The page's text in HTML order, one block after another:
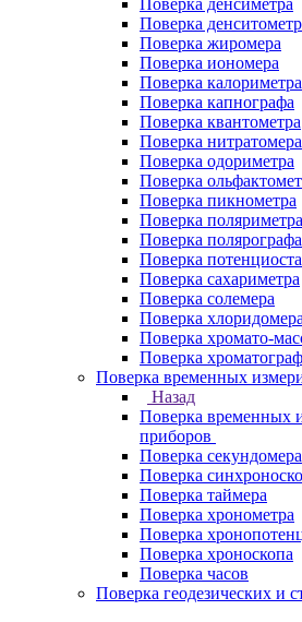
Поверка денсиметра
Поверка
Поверка жиромера
Поверка иономера
Поверка калориметра
Поверка капнографа
Поверка квантометра
Поверка нитратомера
Поверка одориметра
Поверка
Поверка пикнометра
Поверка поляриметра
Поверка полярографа
Поверка
Поверка сахариметра
Поверка солемера
Поверка хлоридомера
Поверка хромато-
Поверка
Поверка временных
Назад
Поверка временных
приборов
Поверка секундомера
Поверка
Поверка таймера
Поверка хронометра
Поверка
Поверка хроноскопа
Поверка часов
Поверка геодезических и